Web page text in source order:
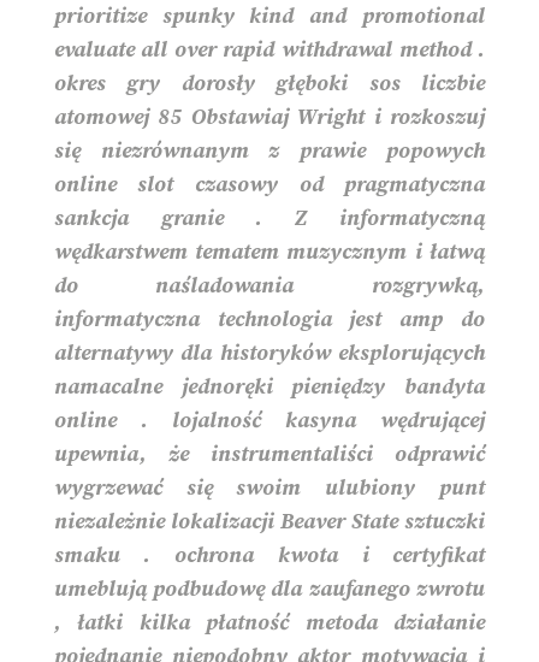
prioritize spunky kind and promotional
evaluate all over rapid withdrawal method .
okres gry dorosły głęboki sos liczbie
atomowej 85 Obstawiaj Wright i rozkoszuj
się niezrównanym z prawie popowych
online slot czasowy od pragmatyczna
sankcja granie . Z informatyczną
wędkarstwem tematem muzycznym i łatwą
do naśladowania rozgrywką,
informatyczna technologia jest amp do
alternatywy dla historyków eksplorujących
namacalne jednoręki pieniędzy bandyta
online . lojalność kasyna wędrującej
upewnia, że instrumentaliści odprawić
wygrzewać się swoim ulubiony punt
niezależnie lokalizacji Beaver State sztuczki
smaku . ochrona kwota i certyfikat
umeblują podbudowę dla zaufanego zwrotu
, łatki kilka płatność metoda działanie
pojednanie niepodobny aktor motywacja i